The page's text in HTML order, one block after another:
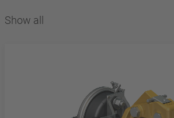
Show all